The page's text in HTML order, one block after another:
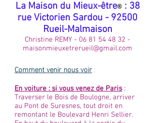
​La Maison du Mieux-être®: 38
rue Victorien Sardou - 92500
Rueil-Malmaison
Christine REMY - 06 81 54 48 32 -
maisonmieuxetrerueil@gmail.com
Comment venir nous voir:
En voiture : si vous venez de Paris :
Traverser le Bois de Boulogne, arriver
au Pont de Suresnes, tout droit en
remontant le Boulevard Henri Sellier.